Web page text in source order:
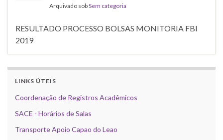
Arquivado sobSem categoria
RESULTADO PROCESSO BOLSAS MONITORIA FBI
2019
LINKS ÚTEIS
Coordenação de Registros Acadêmicos
SACE - Horários de Salas
Transporte Apoio Capao do Leao